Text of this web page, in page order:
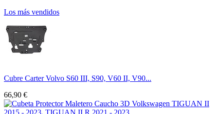
Los más vendidos
Cubre Carter Volvo S60 III, S90, V60 II, V90...
66,90 €